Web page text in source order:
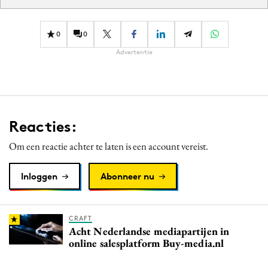
0 0
Advertentie
Reacties:
Om een reactie achter te laten is een account vereist.
Inloggen Abonneer nu
CRAFT
Acht Nederlandse mediapartijen in
online salesplatform Buy-media.nl